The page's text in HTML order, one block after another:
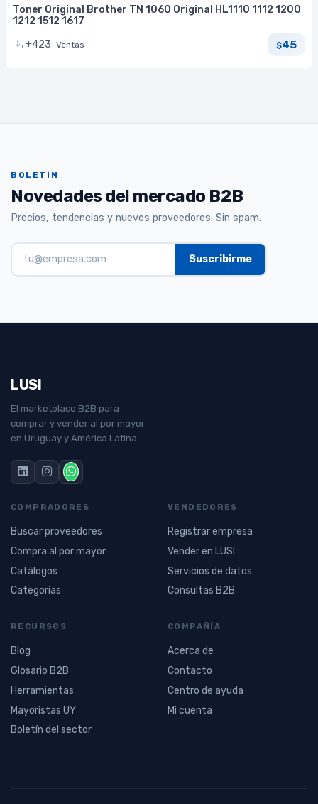
Toner Original Brother TN 1060 Original HL1110 1112 1200
1212 1512 1617
+423 Ventas $45
BOLETÍN
Novedades del mercado B2B
Precios, tendencias y nuevos proveedores. Sin spam.
LUSI
El marketplace B2B para
comprar y vender al por mayor
en Uruguay y América Latina.
COMPRADORES
Buscar proveedores
Compra al por mayor
Catálogos
Categorías
VENDEDORES
Registrar empresa
Vender en LUSI
Servicios de datos
Consultas B2B
RECURSOS
Blog
Glosario B2B
Herramientas
Mayoristas UY
Boletín del sector
COMPAÑÍA
Acerca de
Contacto
Centro de ayuda
Mi cuenta